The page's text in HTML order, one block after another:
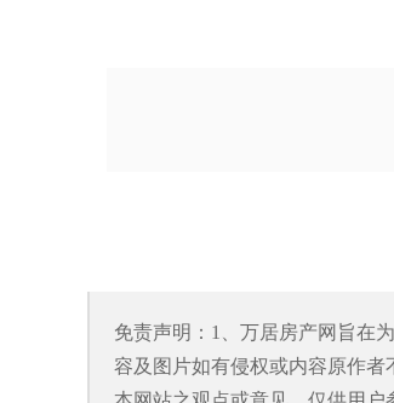
免责声明：1、万居房产网旨在
容及图片如有侵权或内容原作